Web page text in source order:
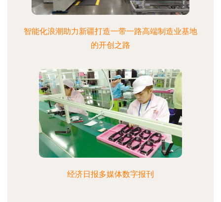
智能化浪潮助力新疆打造一带一路高端制造业基地
的开创之路
经济日报多媒体数字报刊